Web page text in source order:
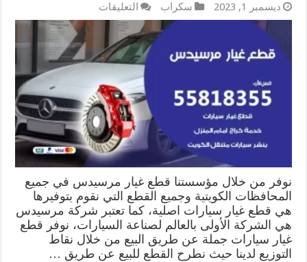
ديسمبر 1, 2023 سكراب التعليقات
قطع
غيار
مرسيدس
55818355
قطع
مرسيدس
الاصلية
مغلقة
نوفر من خلال مؤسستنا قطع غيار مرسيدس في جميع
المحافظات الكويتية وجميع القطع التي نقوم بتوفيرها
هي قطع غيار سيارات اصلية، كما تعتبر شركة مرسيدس
هي الشركة الأولى بالعالم لصناعة السيارات، نوفر قطع
غيار سيارات جملة عن طريق البيع من خلال نقاط
التوزيع لدينا حيث نطرح القطع للبيع عن طريق …